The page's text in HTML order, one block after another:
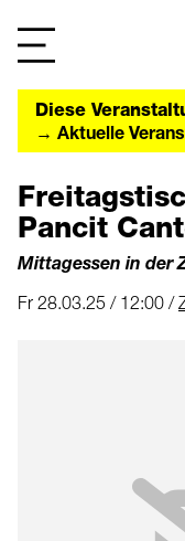
Diese
→ Aktuelle
Pancit
Mittagessen in der
Fr 28.03.25 / 12:00 /